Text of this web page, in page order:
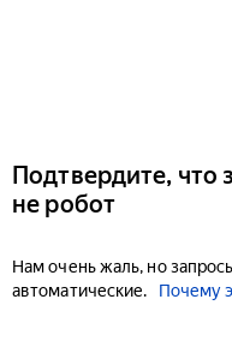
Подтвердите, что
не робот
Нам очень жаль, но
автоматические.
Почему